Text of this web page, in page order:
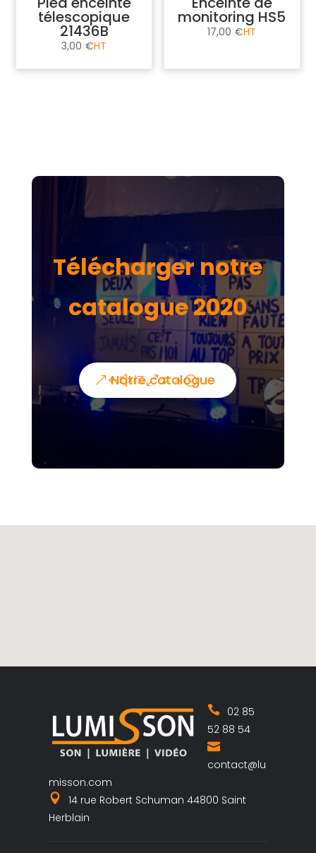
télescopique
21436B
3,00 €
monitoring HS5
17,00 €
Télécharger notre
catalogue 2020
Notre catalogue
02 85
52 88 54
contact@lu
misson.com
14 rue Robert Schuman 44800 Saint
Herblain